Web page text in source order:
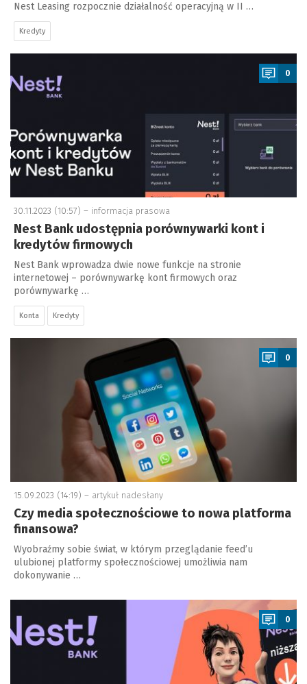
Nest Leasing rozpocznie działalność operacyjną w II …
Kredyty
a
0
30.11.2023 (10:57) – informacja prasowa
Nest Bank udostępnia porównywarki kont i
kredytów firmowych
Nest Bank wprowadza dwie nowe funkcje na stronie
internetowej – porównywarkę kont firmowych oraz
porównywarkę …
Konta Kredyty
a
0
15.09.2023 (14:19) – artykuł nadesłany
Czy media społecznościowe to nowa platforma
finansowa?
Wyobraźmy sobie świat, w którym przeglądanie feed’u
ulubionej platformy społecznościowej umożliwia nam
dokonywanie …
a
0